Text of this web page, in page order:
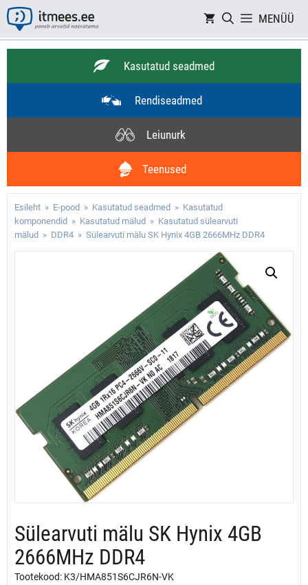
Skip
to
content
MENÜÜ
Kasutatud seadmed
Rendiseadmed
Leiunurk
Teenused
Esileht » E-pood » Kasutatud seadmed » Kasutatud
komponendid » Kasutatud mälud » Kasutatud sülearvuti
mälud » DDR4 » Sülearvuti mälu SK Hynix 4GB 2666MHz DDR4
Sülearvuti mälu SK Hynix 4GB
2666MHz DDR4
Tootekood: K3/HMA851S6CJR6N-VK